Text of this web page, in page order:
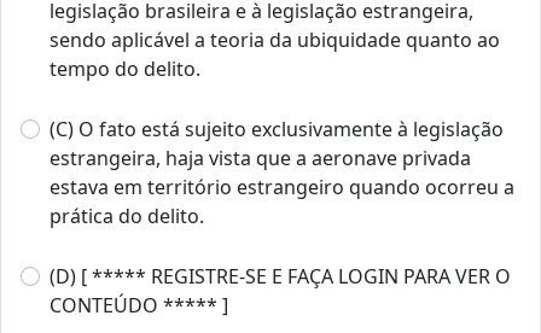
legislação brasileira e à legislação estrangeira,
sendo aplicável a teoria da ubiquidade quanto ao
tempo do delito.
(C) O fato está sujeito exclusivamente à legislação
estrangeira, haja vista que a aeronave privada
estava em território estrangeiro quando ocorreu a
prática do delito.
(D) [ ***** REGISTRE-SE E FAÇA LOGIN PARA VER O
CONTEÚDO ***** ]